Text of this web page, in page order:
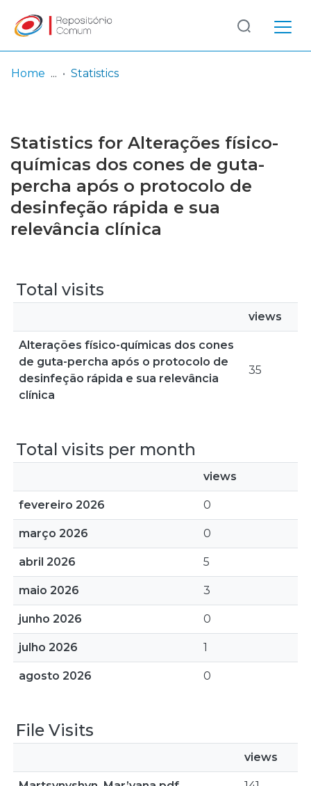
Browse repository
Entities
Log
In
(current)
Home Statistics
Statistics for Alterações físico-
químicas dos cones de guta-
percha após o protocolo de
desinfeção rápida e sua
relevância clínica
Total visits
views
Alterações físico-químicas dos cones
de guta-percha após o protocolo de
desinfeção rápida e sua relevância
clínica
35
Total visits per month
views
fevereiro 2026 0
março 2026 0
abril 2026 5
maio 2026 3
junho 2026 0
julho 2026 1
agosto 2026 0
File Visits
views